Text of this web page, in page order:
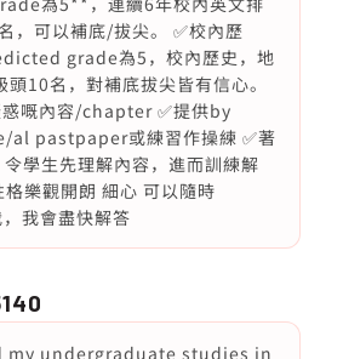
，可以補底/拔尖。 ✅校內歷
grade為5，校內歷史，地
頭10名，對補底拔尖皆有信心。
惑嘅內容/chapter ✅提供by
pastpaper或練習作操練 ✅著
學生先理解內容，進而訓練解
樂觀開朗 細心 可以隨時
我會盡快解答
my undergraduate studies in